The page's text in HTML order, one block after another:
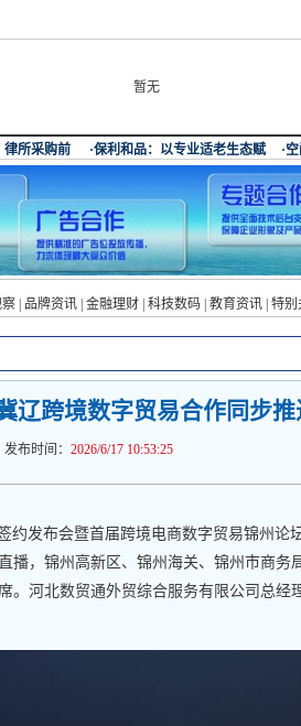
暂无
品牌资讯 金融理财 科技数码 教育资讯 特别
辽跨境数字贸易合作同步推
时间： 2026/6/17 10:53:25
约发布会暨首届跨境电商数字贸易锦州论
播，锦州高新区、锦州海关、锦州市商务
。河北数贸通外贸综合服务有限公司总经